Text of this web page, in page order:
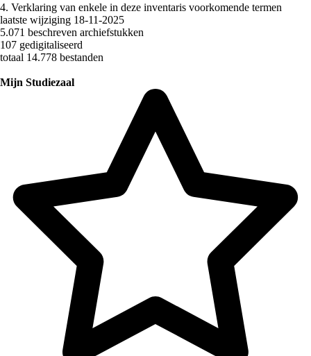
4. Verklaring van enkele in deze inventaris voorkomende termen
laatste wijziging 18-11-2025
5.071 beschreven archiefstukken
107 gedigitaliseerd
totaal 14.778 bestanden
Mijn Studiezaal